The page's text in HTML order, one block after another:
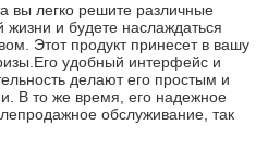
вы легко решите различные
и будете наслаждаться
Этот продукт принесет в вашу
удобный интерфейс и
делают его простым и
В то же время, его надежное
обслуживание, так